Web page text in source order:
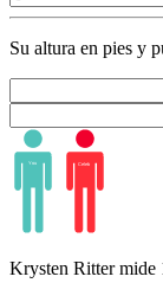
Su altura en pies y
Krysten Ritter mide